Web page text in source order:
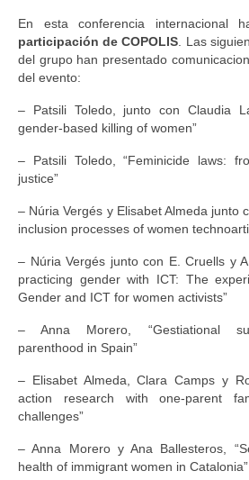
En esta conferencia internacional
participación de COPOLIS. Las
del grupo han presentado
del evento:
– Patsili Toledo, junto con Claudia
gender-based killing of women”
– Patsili Toledo, “Feminicide laws:
justice”
– Núria Vergés y Elisabet Almeda junto
inclusion processes of women
– Núria Vergés junto con E. Cruells y
practicing gender with ICT: The
Gender and ICT for women activists”
– Anna Morero, “Gestiational
parenthood in Spain”
– Elisabet Almeda, Clara Camps y
action research with one-parent
challenges”
– Anna Morero y Ana Ballesteros,
health of immigrant women in Catalonia”